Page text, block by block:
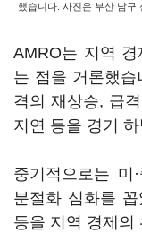
했습니다. 사진은 부산 남구
AMRO는 지역
는 점을 거론했
격의 재상승, 급
지연 등을 경기
중기적으로는 미
분절화 심화를
등을 지역 경제의